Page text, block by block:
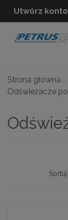
Utwórz konto
Strona główna
Odświeżacze